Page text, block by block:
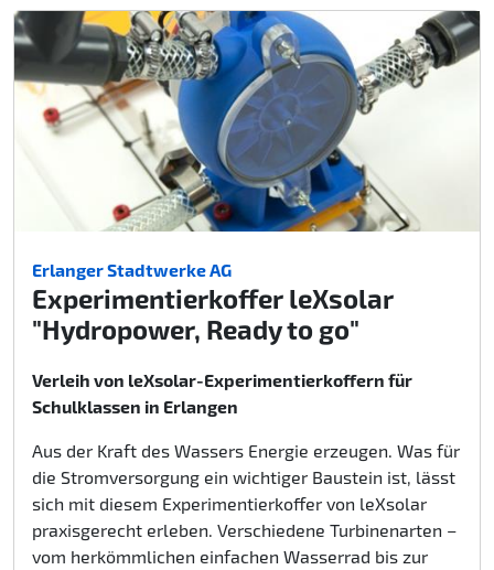
Erlanger Stadtwerke AG
Experimentierkoffer leXsolar
"Hydropower, Ready to go"
Verleih von leXsolar-Experimentierkoffern für
Schulklassen in Erlangen
Aus der Kraft des Wassers Energie erzeugen. Was für
die Stromversorgung ein wichtiger Baustein ist, lässt
sich mit diesem Experimentierkoffer von leXsolar
praxisgerecht erleben. Verschiedene Turbinenarten –
vom herkömmlichen einfachen Wasserrad bis zur